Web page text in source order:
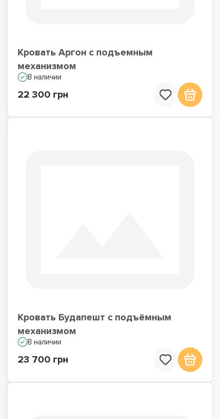
Кровать Аргон с подъемным
механизмом
В наличии
22 300 грн
Кровать Будапешт с подъёмным
механизмом
В наличии
23 700 грн